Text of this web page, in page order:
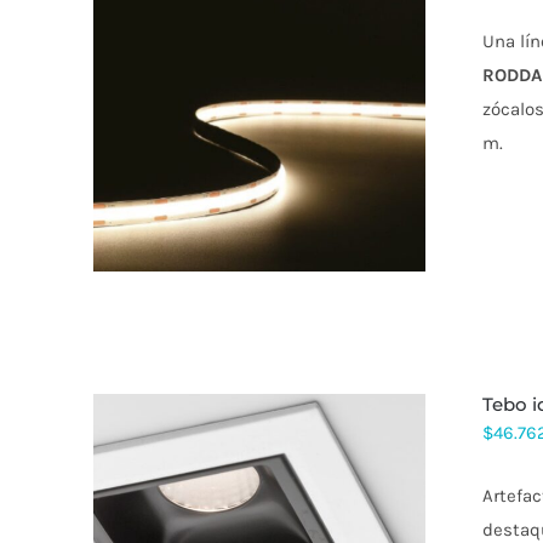
ESTE
PRODUCTO
TIENE
MÚLTIPLES
VARIANTES.
LAS
OPCIONES
DE
PRODUCTO
Una
m.
tebo
$